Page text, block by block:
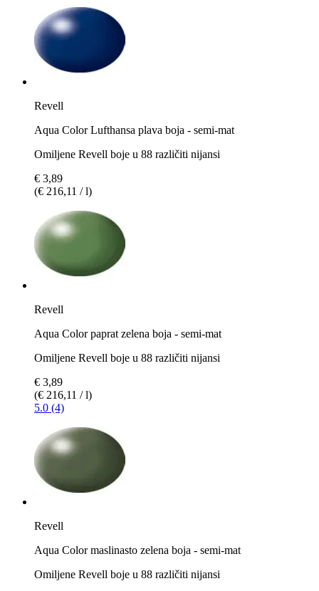
Revell
Aqua Color Lufthansa plava boja - semi-mat
Omiljene Revell boje u 88 različiti nijansi
€ 3,89
(€ 216,11 / l)
Revell
Aqua Color paprat zelena boja - semi-mat
Omiljene Revell boje u 88 različiti nijansi
€ 3,89
(€ 216,11 / l)
5.0 (4)
Revell
Aqua Color maslinasto zelena boja - semi-mat
Omiljene Revell boje u 88 različiti nijansi